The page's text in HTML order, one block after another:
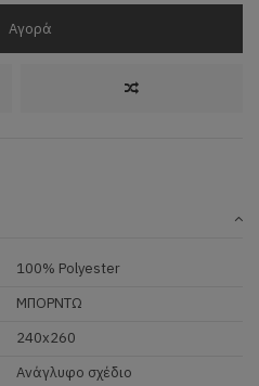
Αγορά
100% Polyester
ΜΠΟΡΝΤΩ
240x260
Ανάγλυφο σχέδιο